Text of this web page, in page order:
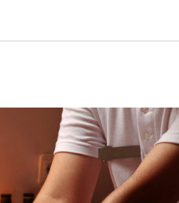
Куамма от